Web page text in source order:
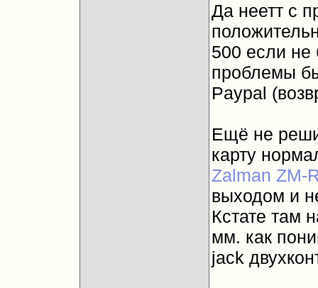
Да неетт с
500 если не
проблемы
Paypal
Ещё не
карту
Zalman ZM-
выходом и
Кстате там
мм. как
jack